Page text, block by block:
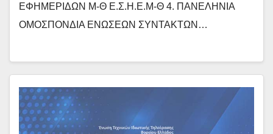
ΕΦΗΜΕΡΙΔΩΝ Μ-Θ Ε.Σ.Η.Ε.Μ-Θ 4. ΠΑΝΕΛΗΝΙΑ
ΟΜΟΣΠΟΝΔΙΑ ΕΝΩΣΕΩΝ ΣΥΝΤΑΚΤΩΝ…